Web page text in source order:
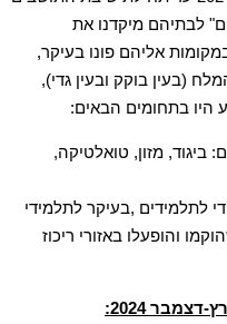
לבתיהם מיקדנו את
אליהם פונו בעיקר,
(בעין בוקק ובעין גדי),
היו בתחומים הבאים:
ביגוד, מזון, טואלטיקה,
לתלמידים ,בעיקר לתלמידי
והופעלו באזורי ריכוז
2024: